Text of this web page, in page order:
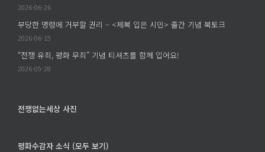
2026-06-26
부당한 명령에 거부할 권리 – <제복 입은 시민> 출간 기념 북토크
2026-06-15
“전쟁 유죄, 평화 무죄” 기념 티셔츠를 함께 입어요!
2026-05-28
전쟁없는세상 사진
평화수감자 소식 (모두 보기)